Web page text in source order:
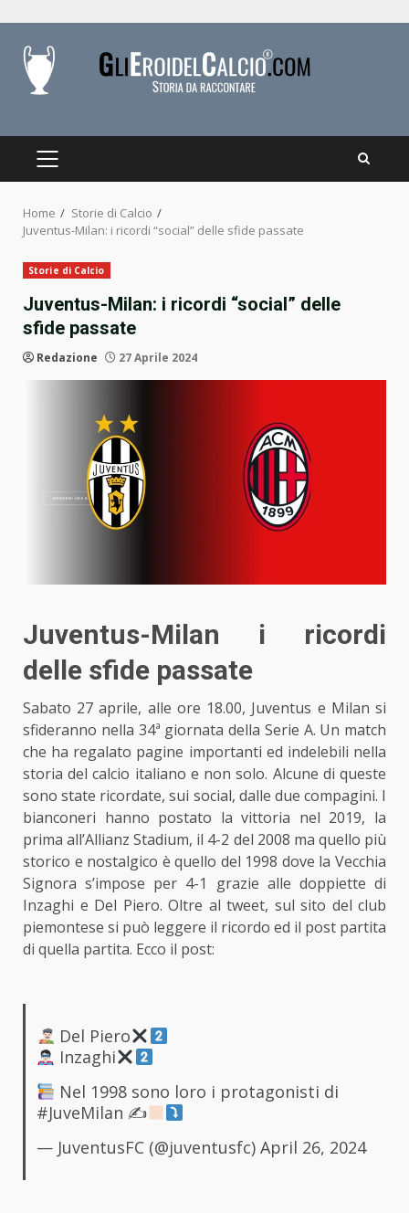
content
PRIMARY
Home
Storie di Calcio
Juventus-Milan: i ricordi “social” delle sfide passate
Storie di Calcio
Juventus-Milan: i ricordi “social” delle
sfide passate
Redazione 27 Aprile 2024
Juventus-Milan i ricordi
delle sfide passate
Sabato 27 aprile, alle ore 18.00, Juventus e Milan si
sfideranno nella 34ª giornata della Serie A. Un match
che ha regalato pagine importanti ed indelebili nella
storia del calcio italiano e non solo. Alcune di queste
sono state ricordate, sui social, dalle due compagini. I
bianconeri hanno postato la vittoria nel 2019, la
prima all’Allianz Stadium, il 4-2 del 2008 ma quello più
storico e nostalgico è quello del 1998 dove la Vecchia
Signora s’impose per 4-1 grazie alle doppiette di
Inzaghi e Del Piero. Oltre al tweet, sul sito del club
piemontese si può leggere il ricordo ed il post partita
di quella partita. Ecco il post:
Del Piero
Inzaghi
Nel 1998 sono loro i protagonisti di
#JuveMilan ✍
— JuventusFC (@juventusfc) April 26, 2024